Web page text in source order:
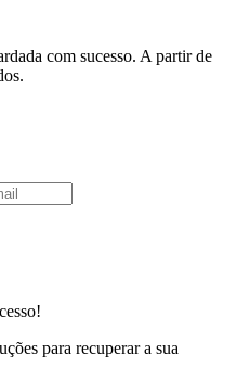
com sucesso. A partir de
para recuperar a sua